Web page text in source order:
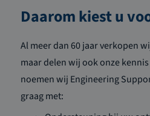
Daarom kiest u
Al meer dan 60 jaar verkopen
maar delen wij ook onze
noemen wij Engineering
graag met: